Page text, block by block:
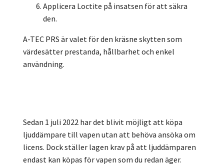
Applicera Loctite på insatsen för att säkra
den.
A-TEC PRS är valet för den kräsne skytten som
värdesätter prestanda, hållbarhet och enkel
användning.
Sedan 1 juli 2022 har det blivit möjligt att köpa
ljuddämpare till vapen utan att behöva ansöka om
licens. Dock ställer lagen krav på att ljuddämparen
endast kan köpas för vapen som du redan äger.